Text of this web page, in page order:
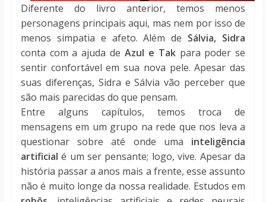
Diferente do livro anterior, temos menos
personagens principais aqui, mas nem por isso de
menos simpatia e afeto. Além de Sálvia, Sidra
conta com a ajuda de Azul e Takpara poder se
sentir confortável em sua nova pele. Apesar das
suas diferenças, Sidra e Sálvia vão perceber que
são mais parecidas do que pensam.
Entre alguns capítulos, temos troca de
mensagens em um grupo na rede que nos leva a
questionar sobre até onde uma inteligência
artificialé um ser pensante; logo, vive. Apesar da
história passar a anos mais a frente, esse assunto
não é muito longe da nossa realidade. Estudos em